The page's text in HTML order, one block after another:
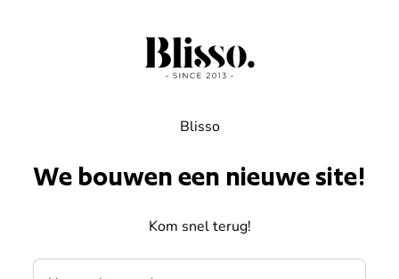
Blisso
We bouwen een nieuwe site!
Kom snel terug!
Uw wachtwoord